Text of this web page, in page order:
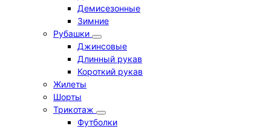
Демисезонные
Зимние
Рубашки
Джинсовые
Длинный рукав
Короткий рукав
Жилеты
Шорты
Трикотаж
Футболки